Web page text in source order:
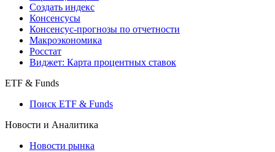
Индексы
Поиск индексов
Страницы стран
Создать индекс
Консенсусы
Макроэкономика
Виджет: Карта процентных ставок
ETF & Funds
Поиск ETF & Funds